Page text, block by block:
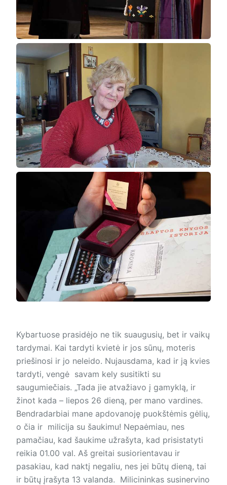
Kybartuose prasidėjo ne tik suaugusių, bet ir vaikų
tardymai. Kai tardyti kvietė ir jos sūnų, moteris
priešinosi ir jo neleido. Nujausdama, kad ir ją kvies
tardyti, vengė savam kely susitikti su
saugumiečiais. „Tada jie atvažiavo į gamyklą, ir
žinot kada – liepos 26 dieną, per mano vardines.
Bendradarbiai mane apdovanoję puokštėmis gėlių,
o čia ir milicija su šaukimu! Nepaėmiau, nes
pamačiau, kad šaukime užrašyta, kad prisistatyti
reikia 01.00 val. Aš greitai susiorientavau ir
pasakiau, kad naktį negaliu, nes jei būtų dieną, tai
ir būtų įrašyta 13 valanda. Milicininkas susinervino